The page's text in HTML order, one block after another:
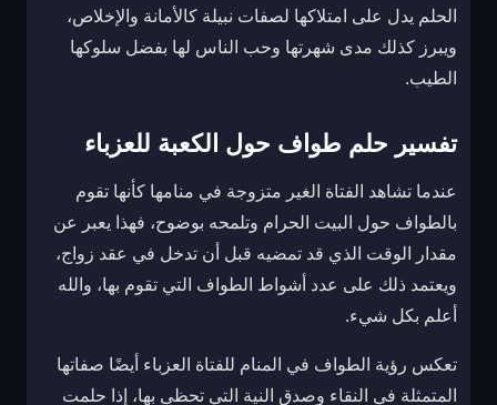
الحلم يدل على امتلاكها لصفات نبيلة كالأمانة والإخلاص،
ويبرز كذلك مدى شهرتها وحب الناس لها بفضل سلوكها
الطيب.
تفسير حلم طواف حول الكعبة للعزباء
عندما تشاهد الفتاة الغير متزوجة في منامها كأنها تقوم
بالطواف حول البيت الحرام وتلمحه بوضوح، فهذا يعبر عن
مقدار الوقت الذي قد تمضيه قبل أن تدخل في عقد زواج،
ويعتمد ذلك على عدد أشواط الطواف التي تقوم بها، والله
أعلم بكل شيء.
تعكس رؤية الطواف في المنام للفتاة العزباء أيضًا صفاتها
المتمثلة في النقاء وصدق النية التي تحظى بها، إذا حلمت